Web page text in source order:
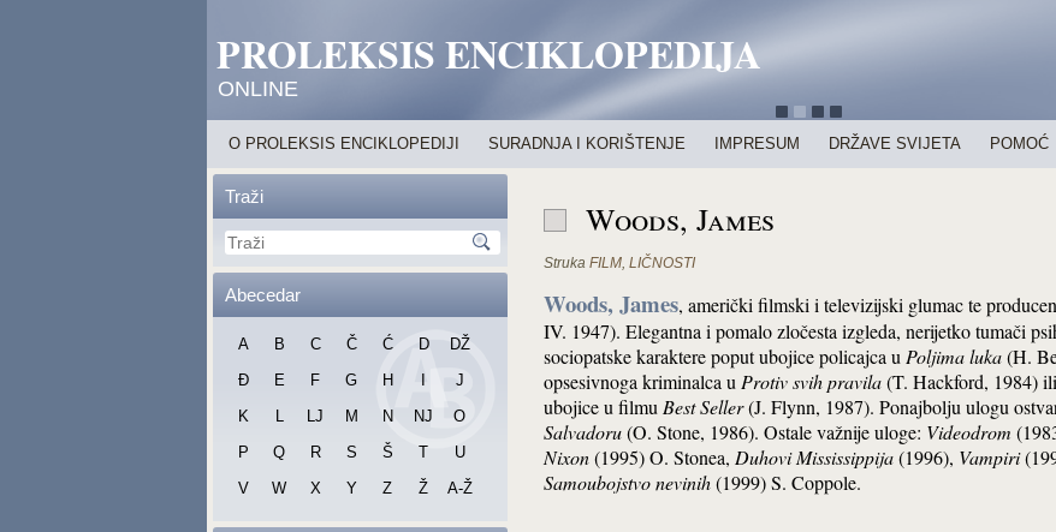
PROLEKSIS ENCIKLOPEDIJA
ONLINE
O PROLEKSIS ENCIKLOPEDIJI SURADNJA I KORIŠTENJE IMPRESUM DRŽAVE SVIJETA POMOĆ
Traži
Abecedar
A B C Č Ć D
DŽ
Đ
E F G H
J
K
L LJ M N NJ
O
P
Q R S Š T
U
V
W X Y Z Ž A-Ž
Woods, James
Struka FILM, LIČNOSTI
Woods, James, američki filmski i televizijski glumac te
IV. 1947). Elegantna i pomalo zločesta izgleda, nerijetko tumači
sociopatske karaktere poput ubojice policajca u Poljima luka(H.
opsesivnoga kriminalca u Protiv svih pravila(T. Hackford, 1984)
ubojice u filmu Best Seller(J. Flynn, 1987). Ponajbolju ulogu
Salvadoru(O. Stone, 1986). Ostale važnije uloge: Videodrom
Nixon(1995) O. Stonea, Duhovi Mississippija(1996), Vampiri
Samoubojstvo nevinih(1999) S. Coppole.